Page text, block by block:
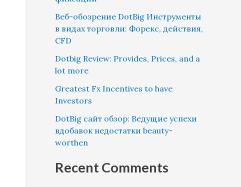
Веб-обозрение DotBig Инструменты
в видах торговли: Форекс, действия,
CFD
Dotbig Review: Provides, Prices, and a
lot more
Greatest Fx Incentives to have
Investors
DotBig сайт обзор: Ведущие успехи
вдобавок недостатки beauty-
worthen
Recent Comments